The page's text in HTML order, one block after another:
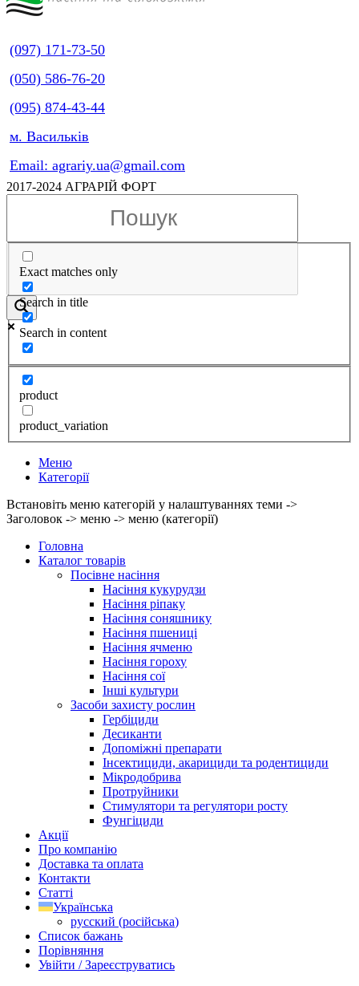
(097) 171-73-50
(050) 586-76-20
(095) 874-43-44
м. Васильків
Email: agrariy.ua@gmail.com
2017-2024 АГРАРІЙ ФОРТ
Exact matches only
Search in title
Search in content
product
product_variation
Меню
Категорії
Встановіть меню категорій у налаштуваннях теми ->
Заголовок -> меню -> меню (категорії)
Головна
Каталог товарів
Посівне насіння
Насіння кукурудзи
Насіння ріпаку
Насіння соняшнику
Насіння пшениці
Насіння ячменю
Насіння гороху
Насіння сої
Інші культури
Засоби захисту рослин
Гербіциди
Десиканти
Допоміжні препарати
Інсектициди, акарициди та родентициди
Мікродобрива
Протруйники
Стимулятори та регулятори росту
Фунгіциди
Акції
Про компанію
Доставка та оплата
Контакти
Статті
Українська
русский (російська)
Список бажань
Порівняння
Увійти / Зареєструватись